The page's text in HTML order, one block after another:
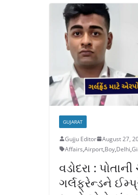
GUJARAT
Gujju Editor August 27,
Affairs,Airport,Boy,Delhi,
વડોદરા :
ગર્લફ્રેન્ડને